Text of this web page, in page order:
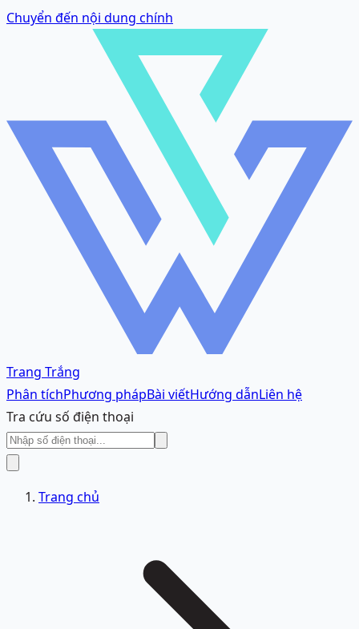
Chuyển đến nội dung chính
Trang Trắng
Phân tíchPhương phápBài viếtHướng dẫnLiên hệ
Tra cứu số điện thoại
Trang chủ